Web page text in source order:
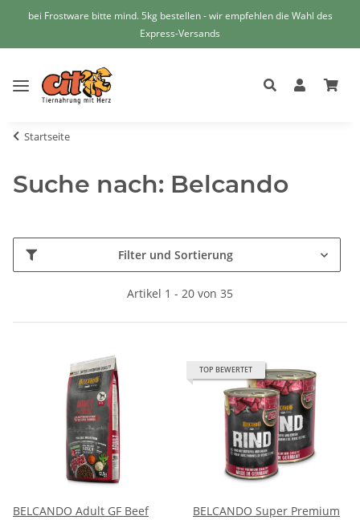
bei Frostware bitte mind. 5kg bestellen - wir empfehlen die Wahl des
Express-Versands
Startseite
Suche nach: Belcando
Filter und Sortierung
Artikel 1 - 20 von 35
BELCANDO Adult GF Beef
TOP BEWERTET
BELCANDO Super Premium